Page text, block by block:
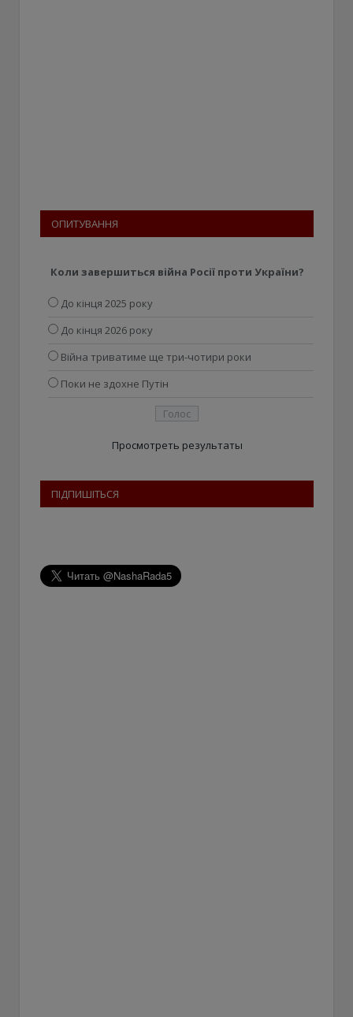
ОПИТУВАННЯ
Коли завершиться війна Росії проти України?
До кінця 2025 року
До кінця 2026 року
Війна триватиме ще три-чотири роки
Поки не здохне Путін
Просмотреть результаты
ПІДПИШІТЬСЯ